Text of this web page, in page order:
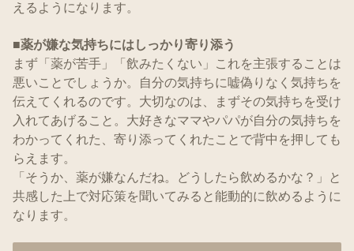
えるようになります。
■薬が嫌な気持ちにはしっかり寄り添う
まず「薬が苦手」「飲みたくない」これを主張することは
悪いことでしょうか。自分の気持ちに嘘偽りなく気持ちを
伝えてくれるのです。大切なのは、まずその気持ちを受け
入れてあげること。大好きなママやパパが自分の気持ちを
わかってくれた、寄り添ってくれたことで背中を押しても
らえます。
「そうか、薬が嫌なんだね。どうしたら飲めるかな？」と
共感した上で対応策を聞いてみると能動的に飲めるように
なります。